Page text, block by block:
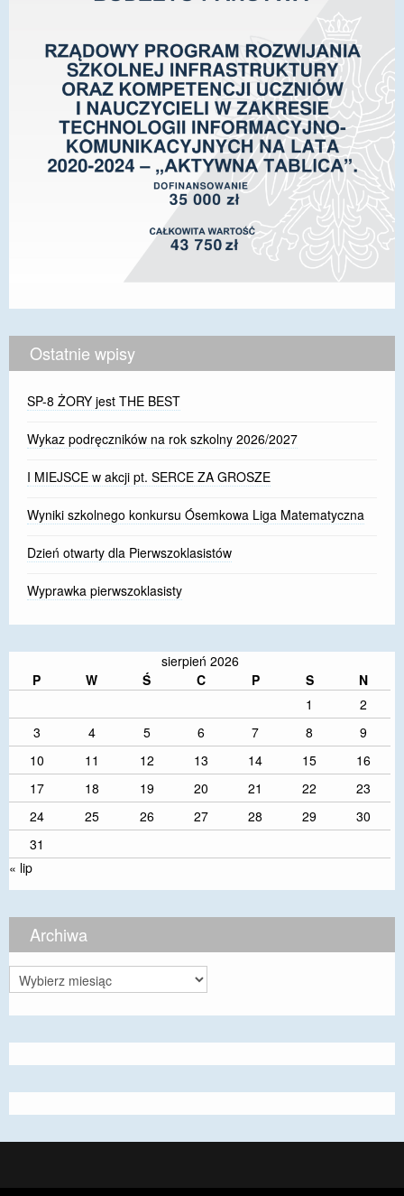
Ostatnie wpisy
SP-8 ŻORY jest THE BEST
Wykaz podręczników na rok szkolny 2026/2027
I MIEJSCE w akcji pt. SERCE ZA GROSZE
Wyniki szkolnego konkursu Ósemkowa Liga Matematyczna
Dzień otwarty dla Pierwszoklasistów
Wyprawka pierwszoklasisty
sierpień 2026
P
W Ś C P S
N
1
2
3
4 5 6 7 8
9
10
11 12 13 14 15
16
17
18 19 20 21 22
23
24
25 26 27 28 29
30
31
« lip
Archiwa
Archiwa